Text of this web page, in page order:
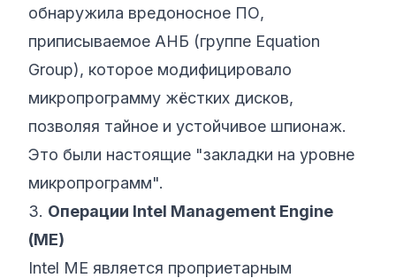
обнаружила вредоносное ПО,
приписываемое АНБ (группе Equation
Group), которое модифицировало
микропрограмму жёстких дисков,
позволяя тайное и устойчивое шпионаж.
Это были настоящие "закладки на уровне
микропрограмм".
3. Операции Intel Management Engine
(ME)
Intel ME является проприетарным